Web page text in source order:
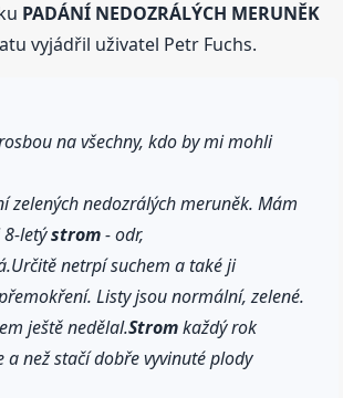
PADÁNÍ NEDOZRÁLÝCH MERUNĚK
vyjádřil uživatel Petr Fuchs.
na všechny, kdo by mi mohli
zelených nedozrálých meruněk. Mám
8-letýstrom- odr,
netrpí suchem a také ji
Listy jsou normální, zelené.
ještě nedělal.Stromkaždý rok
a než stačí dobře vyvinuté plody